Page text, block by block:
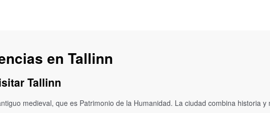
en Tallinn
Tallinn
medieval, que es Patrimonio de la Humanidad. La ciudad combina historia